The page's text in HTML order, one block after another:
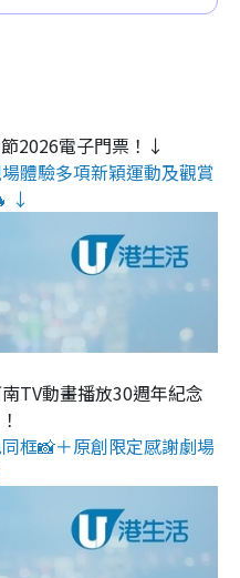
2026電子門票！↓
體驗多項新穎運動及觀賞
↓
TV動畫播放30週年紀念
框📸＋原創限定感謝劇場